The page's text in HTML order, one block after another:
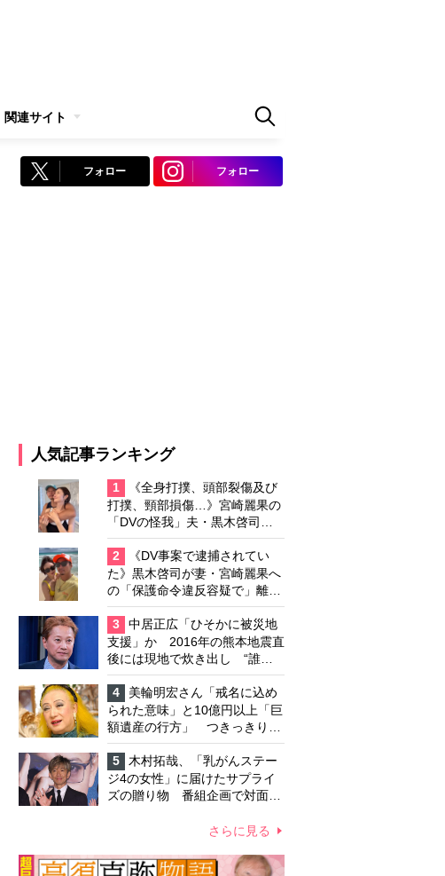
関連サイト
フォロー フォロー
人気記事ランキング
1
《全身打撲、頭部裂傷及び
打撲、頸部損傷…》宮崎麗果の
「DVの怪我」夫・黒木啓司の
逮捕で始まる「夫婦の闘争」
2
《DV事案で逮捕されてい
た》黒木啓司が妻・宮崎麗果へ
の「保護命令違反容疑で」離婚
協議は「第二ステージ」へ
3
中居正広「ひそかに被災地
支援」か 2016年の熊本地震直
後には現地で炊き出し “誰に
も知られなくて良い”と、むし
ろ強まる福祉活動への思い
4
美輪明宏さん「戒名に込め
られた意味」と10億円以上「巨
額遺産の行方」 つきっきりで
私生活をサポートしていた元俳
優が相続か
5
木村拓哉、「乳がんステー
ジ4の女性」に届けたサプライ
ズの贈り物 番組企画で対面し
心遣いに「うれしくて号泣しま
さらに見る